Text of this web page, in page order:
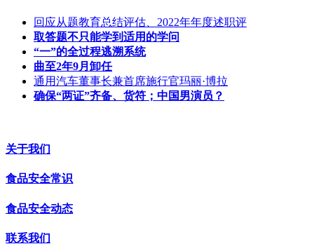
回应从题教育总结评估、2022年年度述职评
取答题不只能学到适用的学问
“一”的全过程逃溯系统
曲至2年9月卸任
通用汽车董事长兼首席施行官玛丽·博拉
确保“两证”齐备、货符；中国男演员？
关于我们
食品安全常识
食品安全动态
联系我们